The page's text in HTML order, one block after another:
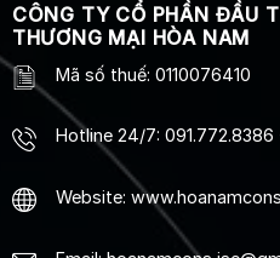
CÔNG TY CỔ PHẦN ĐẦU
THƯƠNG MẠI HÒA NAM
Mã số thuế: 0110076410
Hotline 24/7: 091.772.8386
Website: